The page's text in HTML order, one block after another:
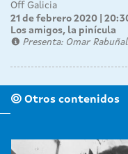
Off Galicia
21 de febrero 2020 |
Los amigos, la pinícula
Presenta: Omar
Otros contenidos